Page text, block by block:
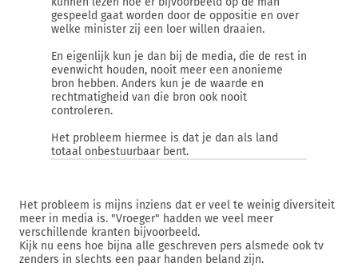
gespeeld gaat worden door de oppositie en over
welke minister zij een loer willen draaien.
En eigenlijk kun je dan bij de media, die de rest in
evenwicht houden, nooit meer een anonieme
bron hebben. Anders kun je de waarde en
rechtmatigheid van die bron ook nooit
controleren.
Het probleem hiermee is dat je dan als land
totaal onbestuurbaar bent.
Het probleem is mijns inziens dat er veel te weinig diversiteit
meer in media is. "Vroeger" hadden we veel meer
verschillende kranten bijvoorbeeld.
Kijk nu eens hoe bijna alle geschreven pers alsmede ook tv
zenders in slechts een paar handen beland zijn.